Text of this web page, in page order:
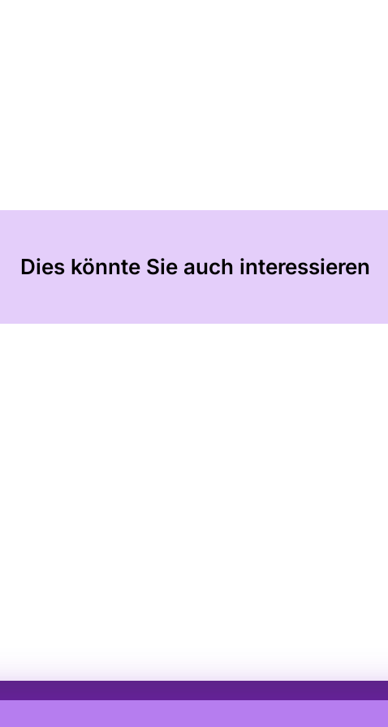
Dies könnte Sie auch interessieren